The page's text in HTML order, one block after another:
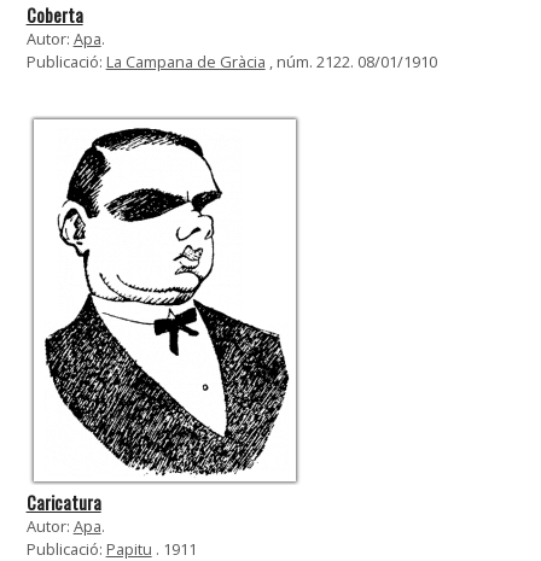
Coberta
Autor: Apa.
Publicació: La Campana de Gràcia , núm. 2122. 08/01/1910
Caricatura
Autor: Apa.
Publicació: Papitu . 1911